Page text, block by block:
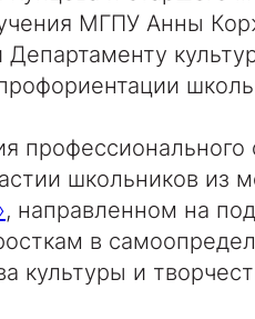
МГПУ Анны
профессионального
школьников из
, направленном на
в
культуры и